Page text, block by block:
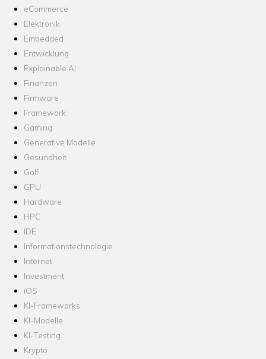
eCommerce
Elektronik
Embedded
Entwicklung
Explainable AI
Finanzen
Firmware
Framework
Gaming
Generative Modelle
Gesundheit
Golf
GPU
Hardware
HPC
IDE
Informationstechnologie
Internet
Investment
iOS
KI-Frameworks
KI-Modelle
KI-Testing
Krypto